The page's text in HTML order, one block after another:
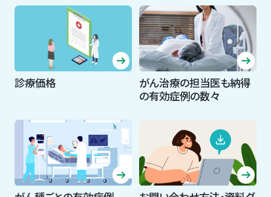
診療価格
がん治療の担当医も納得
の有効症例の数々